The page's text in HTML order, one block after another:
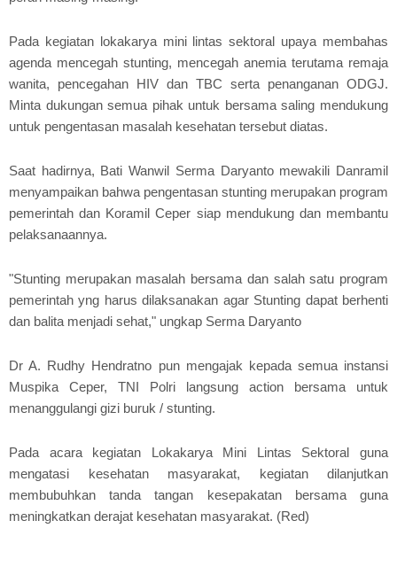
Pada kegiatan lokakarya mini lintas sektoral upaya membahas
agenda mencegah stunting, mencegah anemia terutama remaja
wanita, pencegahan HIV dan TBC serta penanganan ODGJ.
Minta dukungan semua pihak untuk bersama saling mendukung
untuk pengentasan masalah kesehatan tersebut diatas.
Saat hadirnya, Bati Wanwil Serma Daryanto mewakili Danramil
menyampaikan bahwa pengentasan stunting merupakan program
pemerintah dan Koramil Ceper siap mendukung dan membantu
pelaksanaannya.
"Stunting merupakan masalah bersama dan salah satu program
pemerintah yng harus dilaksanakan agar Stunting dapat berhenti
dan balita menjadi sehat," ungkap Serma Daryanto
Dr A. Rudhy Hendratno pun mengajak kepada semua instansi
Muspika Ceper, TNI Polri langsung action bersama untuk
menanggulangi gizi buruk / stunting.
Pada acara kegiatan Lokakarya Mini Lintas Sektoral guna
mengatasi kesehatan masyarakat, kegiatan dilanjutkan
membubuhkan tanda tangan kesepakatan bersama guna
meningkatkan derajat kesehatan masyarakat. (Red)